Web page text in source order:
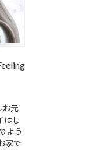
お元
はし
よう
家で